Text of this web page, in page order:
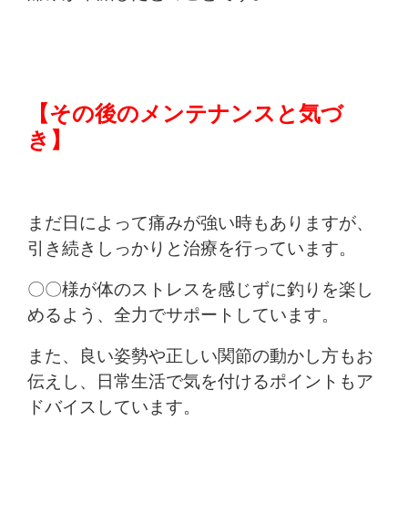
【その後のメンテナンスと気づ
き】
まだ日によって痛みが強い時もありますが、
引き続きしっかりと治療を行っています。
〇〇様が体のストレスを感じずに釣りを楽し
めるよう、全力でサポートしています。
また、良い姿勢や正しい関節の動かし方もお
伝えし、日常生活で気を付けるポイントもア
ドバイスしています。